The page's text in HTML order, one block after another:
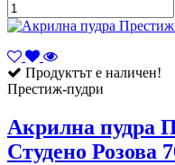
Продуктът е наличен!
Престиж-пудри
Aкрилна пудра
Студено Розова